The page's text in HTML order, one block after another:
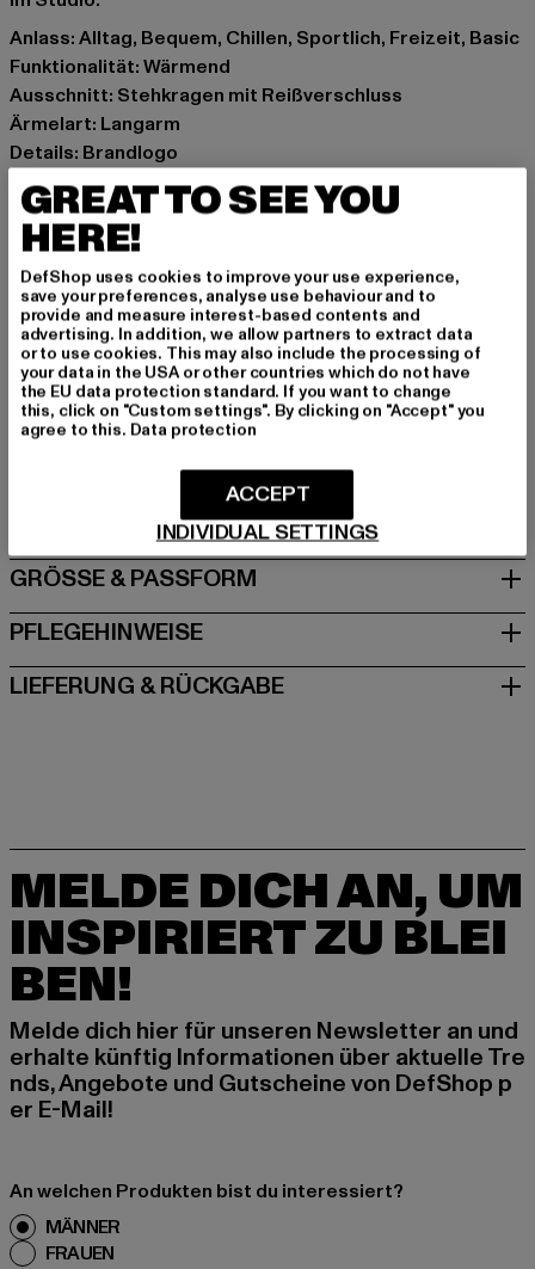
Anlass: Alltag, Bequem, Chillen, Sportlich, Freizeit, Basic
Funktionalität: Wärmend
Ausschnitt: Stehkragen mit Reißverschluss
Ärmelart: Langarm
Details: Brandlogo
Schnitt: Figurbetont
Marke: aimn
Kat.: Sweaters
Farbe: schwarz
Hersteller Farbe: black
Materialzusammensetzung: 44% Wolle, 29% Modal, 25%
Nylon, 2% Elasthan
Art.Nr: 61270007-00007
Hersteller: Urban Styles Agency GmbH & Co. KG |
agentur@urbanstylesagency.com
Schanzenstraße 41 | 51063 Köln | DE
GRÖSSE & PASSFORM
PFLEGEHINWEISE
LIEFERUNG & RÜCKGABE
MELDE DICH AN, UM
INSPIRIERT ZU BLEI
BEN!
Melde dich hier für unseren Newsletter an und
erhalte künftig Informationen über aktuelle Tre
nds, Angebote und Gutscheine von DefShop p
er E-Mail!
An welchen Produkten bist du interessiert?
MÄNNER
FRAUEN
GREAT TO SEE YOU
HERE!
DefShop uses cookies to improve your use experience,
save your preferences, analyse use behaviour and to
provide and measure interest-based contents and
advertising. In addition, we allow partners to extract data
or to use cookies. This may also include the processing of
your data in the USA or other countries which do not have
the EU data protection standard. If you want to change
this, click on "Custom settings". By clicking on "Accept" you
agree to this. Data protection
INDIVIDUAL SETTINGS
ACCEPT